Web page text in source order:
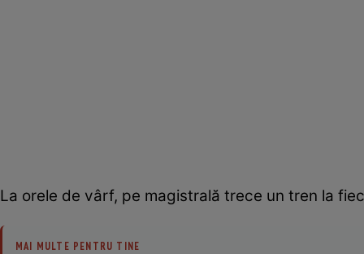
La orele de vârf, pe magistrală trece un tren la
MAI MULTE PENTRU TINE